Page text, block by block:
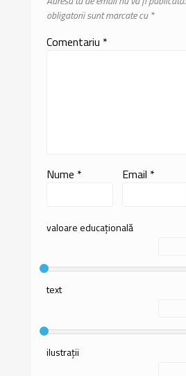
obligatorii sunt marcate cu*
Comentariu *
Nume * Email *
valoare educațională
text
ilustrații